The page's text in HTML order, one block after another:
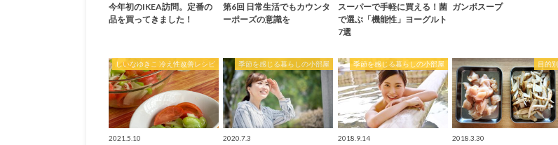
今年初のIKEA訪問。定番の
品を買ってきました！
第6回 日常生活でもカウンタ
ーポーズの意識を
スーパーで手軽に買える！菌
で選ぶ「機能性」ヨーグルト
7選
ガンボスープ
しいなゆきこ 冷え性改善レシピ
2021.5.10
季節を感じる暮らしの小部屋
2020.7.3
季節を感じる暮らしの小部屋
2018.9.14
目的別
2018.3.30